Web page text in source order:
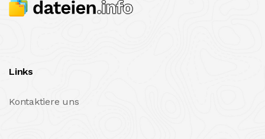
Links
Kontaktiere uns